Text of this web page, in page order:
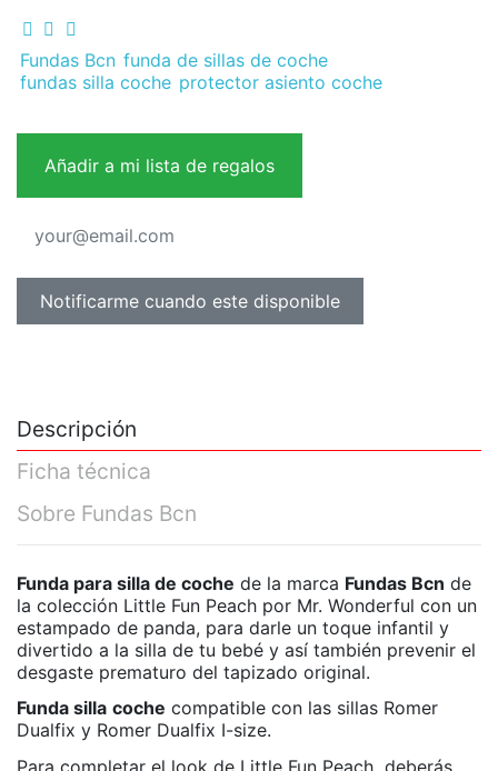
Fundas Bcn funda de sillas de coche
fundas silla coche protector asiento coche
Añadir a mi lista de regalos
Descripción
Ficha técnica
Sobre Fundas Bcn
Funda para silla de coche de la marca Fundas Bcn de
la colección Little Fun Peach por Mr. Wonderful con un
estampado de panda, para darle un toque infantil y
divertido a la silla de tu bebé y así también prevenir el
desgaste prematuro del tapizado original.
Funda silla coche compatible con las sillas Romer
Dualfix y Romer Dualfix I-size.